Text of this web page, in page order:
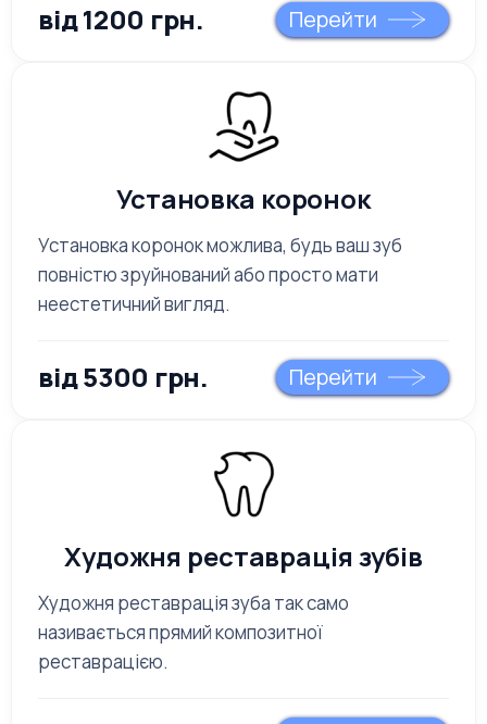
від 1200 грн. Перейти
Установка коронок
Установка коронок можлива, будь ваш зуб
повністю зруйнований або просто мати
неестетичний вигляд.
від 5300 грн. Перейти
Художня реставрація зубів
Художня реставрація зуба так само
називається прямий композитної
реставрацією.